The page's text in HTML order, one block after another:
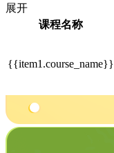
展开
课程名称
{{item1.course_name}}